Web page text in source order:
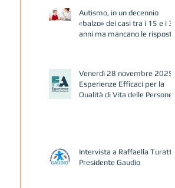
Autismo, in un decennio
«balzo» dei casi tra i 15 e i 39
anni ma mancano le risposte
Venerdì 28 novembre 2025-
Esperienze Efficaci per la
Qualità di Vita delle Persone
Intervista a Raffaella Turatto,
Presidente Gaudio